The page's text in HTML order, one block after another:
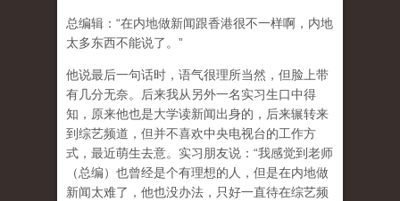
总编辑：“在内地做新闻跟香港很不一样啊，内地
太多东西不能说了。”
他说最后一句话时，语气很理所当然，但脸上带
有几分无奈。后来我从另外一名实习生口中得
知，原来他也是大学读新闻出身的，后来辗转来
到综艺频道，但并不喜欢中央电视台的工作方
式，最近萌生去意。实习朋友说：“我感觉到老师
（总编）也曾经是个有理想的人，但是在内地做
新闻太难了，他也没办法，只好一直待在综艺频